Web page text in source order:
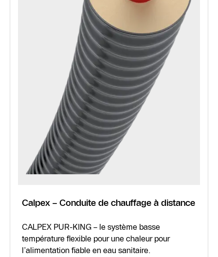
Calpex – Conduite de chauffage à distance
CALPEX PUR-KING – le système basse
température flexible pour une chaleur pour
l’alimentation fiable en eau sanitaire.